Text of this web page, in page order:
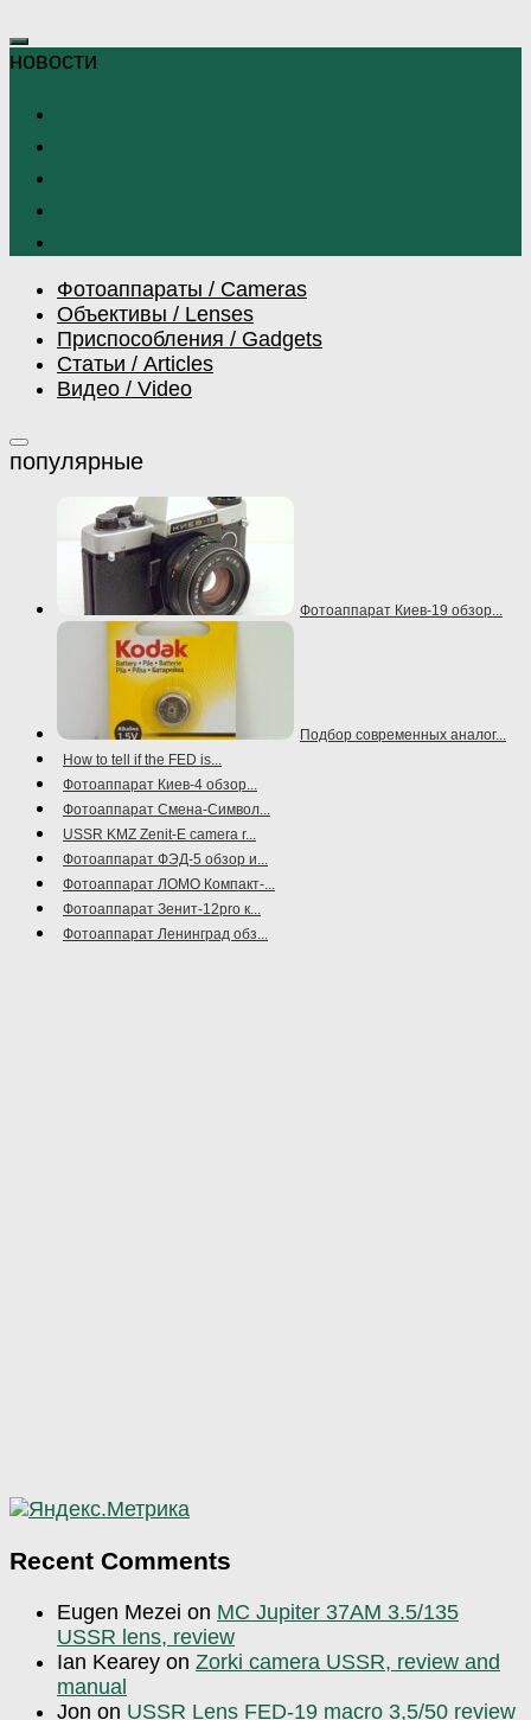
Фотоаппараты / Cameras
Объективы / Lenses
Приспособления / Gadgets
Статьи / Articles
Видео / Video
Фотоаппарат Киев-19 обзор...
Подбор современных аналог...
How to tell if the FED is...
Фотоаппарат Киев-4 обзор...
Фотоаппарат Смена-Символ...
USSR KMZ Zenit-E camera r...
Фотоаппарат ФЭД-5 обзор и...
Фотоаппарат ЛОМО Компакт-...
Фотоаппарат Зенит-12pro к...
Фотоаппарат Ленинград обз...
Recent Comments
Eugen Mezei on MC Jupiter 37AM 3.5/135
USSR lens, review
Ian Kearey on Zorki camera USSR, review and
manual
Jon on USSR Lens FED-19 macro 3,5/50 review